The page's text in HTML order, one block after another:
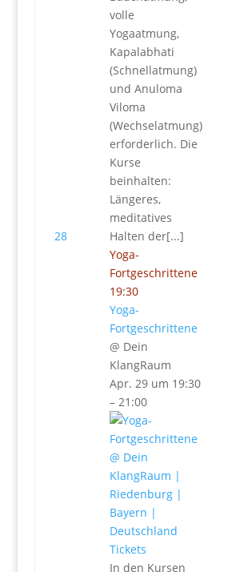
28
volle
Yogaatmung,
Kapalabhati
(Schnellatmung)
und Anuloma
Viloma
(Wechselatmung)
erforderlich. Die
Kurse
beinhalten:
Längeres,
meditatives
Halten der[...]
Yoga-
Fortgeschrittene
19:30
Yoga-
Fortgeschrittene
@ Dein
KlangRaum
Apr. 29 um 19:30
– 21:00
Tickets
In den Kursen